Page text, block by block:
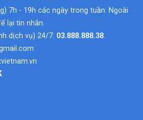
7h - 19h các ngày trong tuần. Ngoài
lại tin nhắn.
dịch vụ) 24/7: 03.888.888.38.